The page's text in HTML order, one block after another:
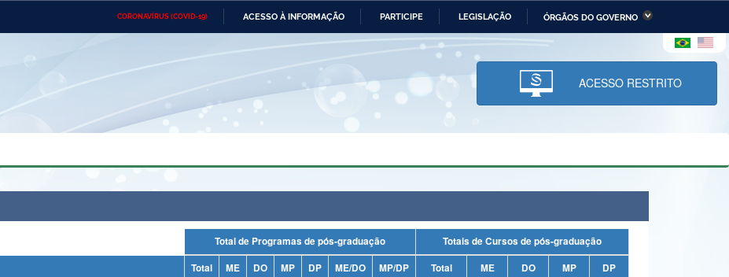
CORONAVÍRUS (COVID-19) ACESSO À INFORMAÇÃO PARTICIPE LEGISLAÇÃO ÓRGÃOS DO GOVERNO
Ministério das Relações Ministério da Economia Ministério da Infraestrutura
Ministério da Ciência,
Tecnologia, Inovações e
Comunicações
Ministério do Desenvolvimento
Regional e dos Direitos Humanos
Advocacia-Geral da União Banco Central do Brasil Planalto
ACESSO RESTRITO
Total de Programas de pós-graduação
Totais de Cursos de pós-graduação
Total ME DO MP DP ME/DO MP/DP Total ME DO MP
DP